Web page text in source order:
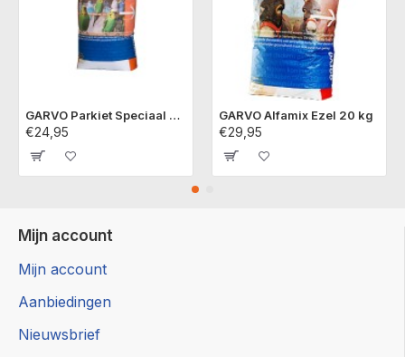
GARVO Parkiet Speciaal 5341 20 kg
€24,95
GARVO Alfamix Ezel 20 kg
€29,95
Mijn account
Mijn account
Aanbiedingen
Nieuwsbrief